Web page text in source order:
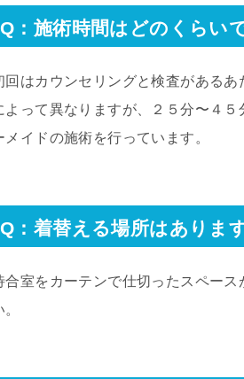
Q：施術時間はどのくらい
回はカウンセリングと検査がある
よって異なりますが、２５分〜４
メイドの施術を行っています。
Q：着替える場所はありま
合室をカーテンで仕切ったスペー